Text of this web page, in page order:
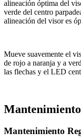
alineación óptima del
verde del centro
alineación del visor es
Mueve suavemente el
de rojo a naranja y a
las flechas y el LED
Mantenimiento